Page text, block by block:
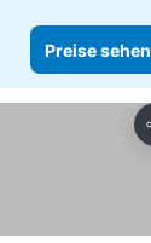
Preise sehen